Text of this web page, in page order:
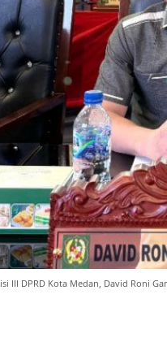
III DPRD Kota Medan, David Roni